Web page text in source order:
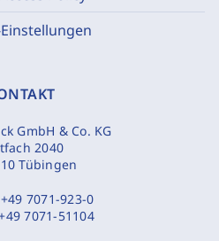
GmbH & Co. KG
2040
Tübingen
+49 7071-923-0
7071-51104